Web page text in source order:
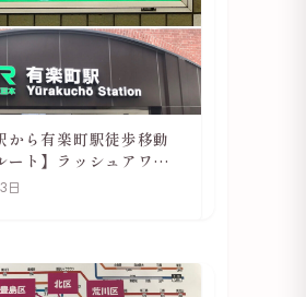
から有楽町駅徒歩移動
ート】ラッシュアワー
日